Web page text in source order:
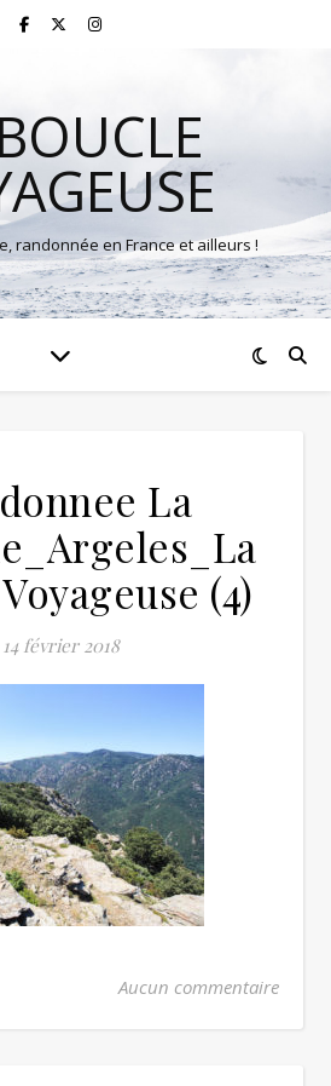
randonnée en France et ailleurs !
La
(4)
14 février 2018
Aucun commentaire